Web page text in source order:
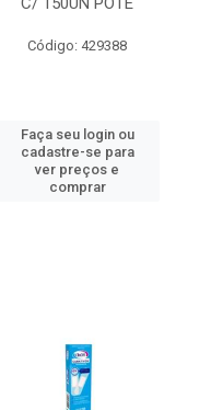
Código: 429388
Faça seu login ou
cadastre-se para
ver preços e
comprar